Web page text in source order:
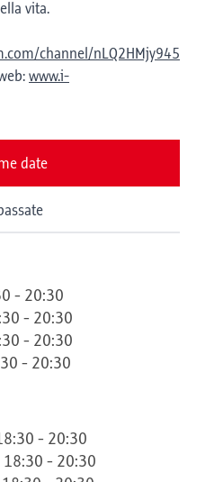
vita.
channel/nLQ2HMjy945
www.i-
date
- 20:30
- 20:30
- 20:30
- 20:30
- 20:30
- 20:30